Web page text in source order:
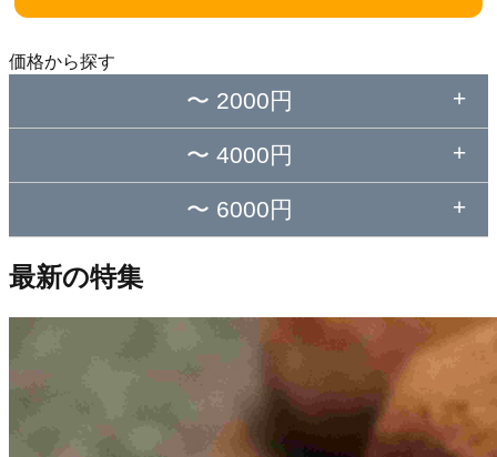
価格から探す
〜 2000円
〜 4000円
〜 6000円
最新の特集